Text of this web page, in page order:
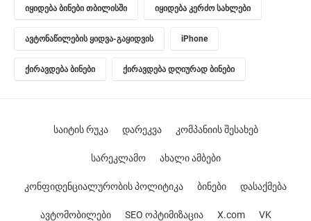
იყიდება ბინები თბილისში იყიდება კერძო სახლები
ავტონაწილების ყიდვა-გაყიდვის iPhone
ქირავდება ბინები ქირავდება დღიურად ბინები
საიტის რუკა დარეკვა კომპანიის შესახებ
სარეკლამო ახალი ამბები
კონფიდენციალურობის პოლიტიკა ბინები დასაქმება
ავტომობილები SEO ოპტიმიზაცია X.com VK